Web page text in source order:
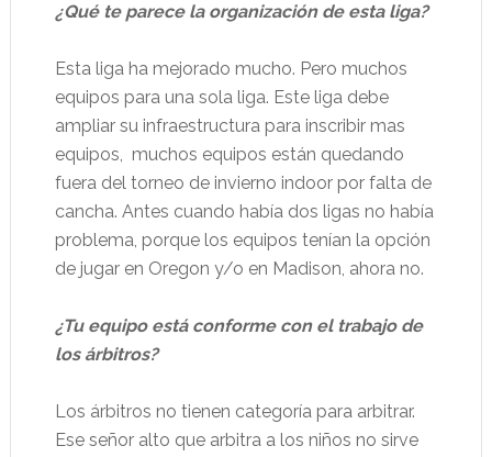
¿Qué te parece la organización de esta liga?
Esta liga ha mejorado mucho. Pero muchos
equipos para una sola liga. Este liga debe
ampliar su infraestructura para inscribir mas
equipos, muchos equipos están quedando
fuera del torneo de invierno indoor por falta de
cancha. Antes cuando había dos ligas no había
problema, porque los equipos tenían la opción
de jugar en Oregon y/o en Madison, ahora no.
¿Tu equipo está conforme con el trabajo de
los árbitros?
Los árbitros no tienen categoría para arbitrar.
Ese señor alto que arbitra a los niños no sirve